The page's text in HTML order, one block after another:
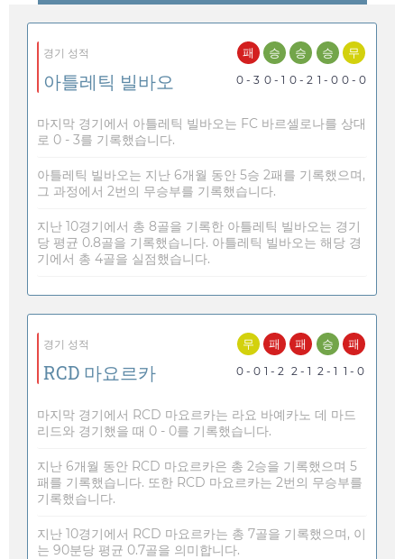
경기 성적
아틀레틱 빌바오
패
0 - 3
승
0 - 1
승
0 - 2
승
1 - 0
무
0 - 0
마지막 경기에서 아틀레틱 빌바오는 FC 바르셀로나를 상대
로 0 - 3를 기록했습니다.
아틀레틱 빌바오는 지난 6개월 동안 5승 2패를 기록했으며,
그 과정에서 2번의 무승부를 기록했습니다.
지난 10경기에서 총 8골을 기록한 아틀레틱 빌바오는 경기
당 평균 0.8골을 기록했습니다. 아틀레틱 빌바오는 해당 경
기에서 총 4골을 실점했습니다.
경기 성적
RCD 마요르카
무
0 - 0
패
1 - 2
패
2 - 1
승
2 - 1
패
1 - 0
마지막 경기에서 RCD 마요르카는 라요 바예카노 데 마드
리드와 경기했을 때 0 - 0를 기록했습니다.
지난 6개월 동안 RCD 마요르카은 총 2승을 기록했으며 5
패를 기록했습니다. 또한 RCD 마요르카는 2번의 무승부를
기록했습니다.
지난 10경기에서 RCD 마요르카는 총 7골을 기록했으며, 이
는 90분당 평균 0.7골을 의미합니다.